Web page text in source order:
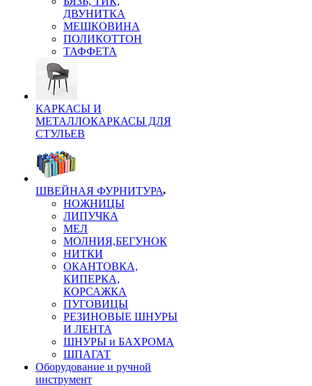
ДВУНИТКА
МЕШКОВИНА
ПОЛИКОТТОН
ТАФФЕТА
КАРКАСЫ И
МЕТАЛЛОКАРКАСЫ ДЛЯ
СТУЛЬЕВ
ШВЕЙНАЯ ФУРНИТУРА
НОЖНИЦЫ
ЛИПУЧКА
МЕЛ
МОЛНИЯ,БЕГУНОК
НИТКИ
ОКАНТОВКА,
КИПЕРКА,
КОРСАЖКА
ПУГОВИЦЫ
РЕЗИНОВЫЕ ШНУРЫ
И ЛЕНТА
ШНУРЫ и БАХРОМА
ШПАГАТ
Оборудование и ручной
инструмент